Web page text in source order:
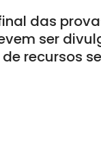
das
ser
recursos